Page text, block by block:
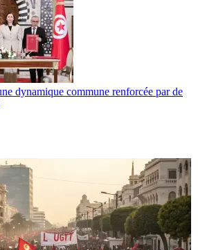
dynamique commune renforcée par de